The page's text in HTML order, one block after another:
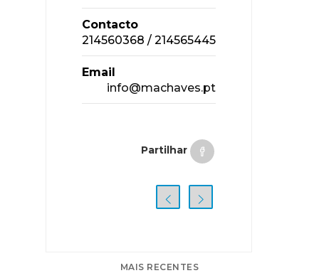
Contacto
214560368 / 214565445
Email
info@machaves.pt
Partilhar
MAIS RECENTES